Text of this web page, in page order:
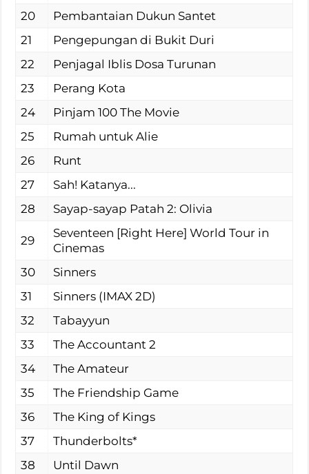
20
Pembantaian Dukun Santet
21
Pengepungan di Bukit Duri
22
Penjagal Iblis Dosa Turunan
23
Perang Kota
24
Pinjam 100 The Movie
25
Rumah untuk Alie
26
Runt
27
Sah! Katanya...
28
Sayap-sayap Patah 2: Olivia
29
Seventeen [Right Here] World Tour in
Cinemas
30
Sinners
31
Sinners (IMAX 2D)
32
Tabayyun
33
The Accountant 2
34
The Amateur
35
The Friendship Game
36
The King of Kings
37
Thunderbolts*
38
Until Dawn